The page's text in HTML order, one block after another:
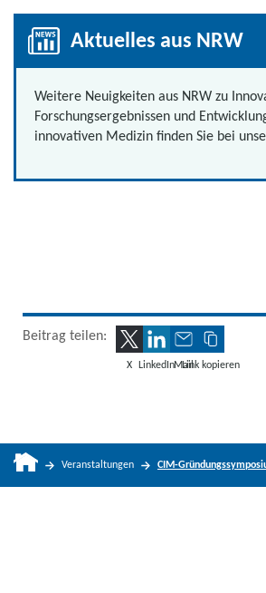
Aktuelles aus NRW
Weitere Neuigkeiten aus NRW zu
Forschungsergebnissen und
innovativen Medizin finden Sie bei
Beitrag teilen:
X LinkedInMailLink kopieren
Veranstaltungen CIM-